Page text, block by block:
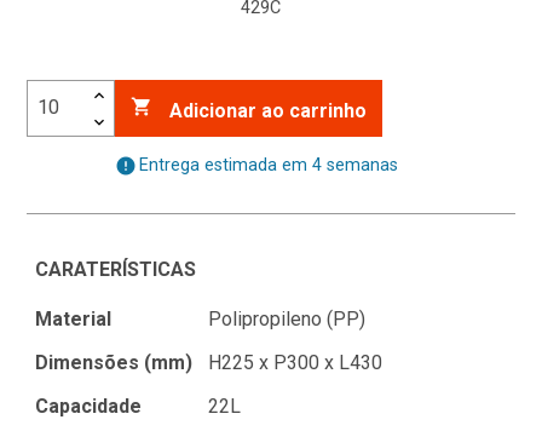
429C
 Adicionar ao carrinho
error Entrega estimada em 4 semanas
CARATERÍSTICAS
Material
Polipropileno (PP)
Dimensões (mm)
H225 x P300 x L430
Capacidade
22L